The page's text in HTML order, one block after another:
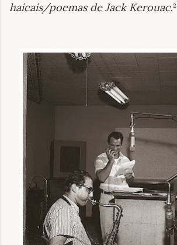
haicais/poemas de Jack Kerouac.²